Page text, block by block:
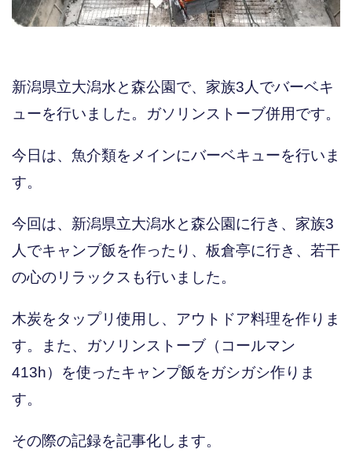
新潟県立大潟水と森公園で、家族3人でバーベキ
ューを行いました。ガソリンストーブ併用です。
今日は、魚介類をメインにバーベキューを行いま
す。
今回は、新潟県立大潟水と森公園に行き、家族3
人でキャンプ飯を作ったり、板倉亭に行き、若干
の心のリラックスも行いました。
木炭をタップリ使用し、アウトドア料理を作りま
す。また、ガソリンストーブ（コールマン
413h）を使ったキャンプ飯をガシガシ作りま
す。
その際の記録を記事化します。